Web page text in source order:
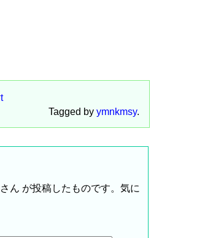
t
Tagged by ymnkmsy.
さん が投稿したものです。気に